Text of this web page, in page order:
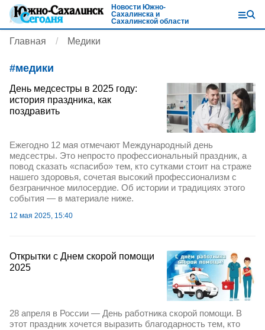
Новости Южно-
Сахалинска и
Сахалинской области
Главная Медики
#медики
День медсестры в 2025 году:
история праздника, как
поздравить
Ежегодно 12 мая отмечают Международный день
медсестры. Это непросто профессиональный праздник, а
повод сказать «спасибо» тем, кто сутками стоит на страже
нашего здоровья, сочетая высокий профессионализм с
безграничное милосердие. Об истории и традициях этого
события — в материале ниже.
12 мая 2025, 15:40
Открытки с Днем скорой помощи
2025
28 апреля в России — День работника скорой помощи. В
этот праздник хочется выразить благодарность тем, кто